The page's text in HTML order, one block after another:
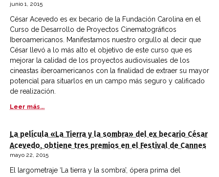
junio 1, 2015
César Acevedo es ex becario de la Fundación Carolina en el
Curso de Desarrollo de Proyectos Cinematográficos
Iberoamericanos. Manifestamos nuestro orgullo al decir que
César llevó a lo más alto el objetivo de este curso que es
mejorar la calidad de los proyectos audiovisuales de los
cineastas iberoamericanos con la finalidad de extraer su mayor
potencial para situarlos en un campo más seguro y calificado
de realización.
Leer más...
La película «La Tierra y la sombra» del ex becario César
Acevedo, obtiene tres premios en el Festival de Cannes
mayo 22, 2015
El largometraje ‘La tierra y la sombra’, ópera prima del